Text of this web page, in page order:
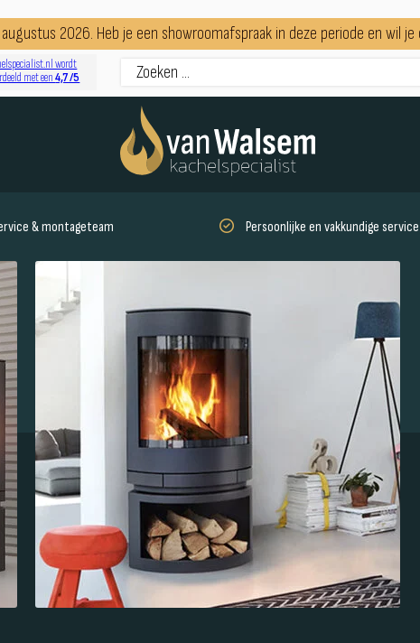
2026. Heb je een showroomafspraak in deze periode en wil
wordt
met een4,7 /5
& montageteam Persoonlijke en vakkundige service